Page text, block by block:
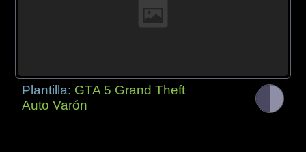
Plantilla: GTA 5 Grand Theft
Auto Varón